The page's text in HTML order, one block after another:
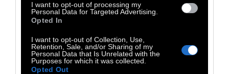
I want to opt-out of processing my
Personal Data for Targeted Advertising.
Opted In
I want to opt-out of Collection, Use,
Retention, Sale, and/or Sharing of my
Personal Data that Is Unrelated with the
Purposes for which it was collected.
Opted Out
επεκτείνονται στις απειλές κατά της ζωής
και περιουσιών, ενώ τα αντισημιτικά
εγκλήματα θα επισείουν βαριές ποινές.
Το Associated Press επισημαίνει πως οι